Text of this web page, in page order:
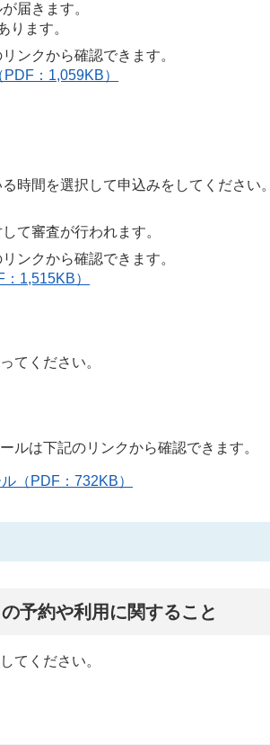
届きます。
ります。
ンクから確認できます。
：1,059KB）
時間を選択して申込みをしてください。
て審査が行われます。
ンクから確認できます。
1,515KB）
てください。
ルは下記のリンクから確認できます。
（PDF：732KB）
予約や利用に関すること
てください。